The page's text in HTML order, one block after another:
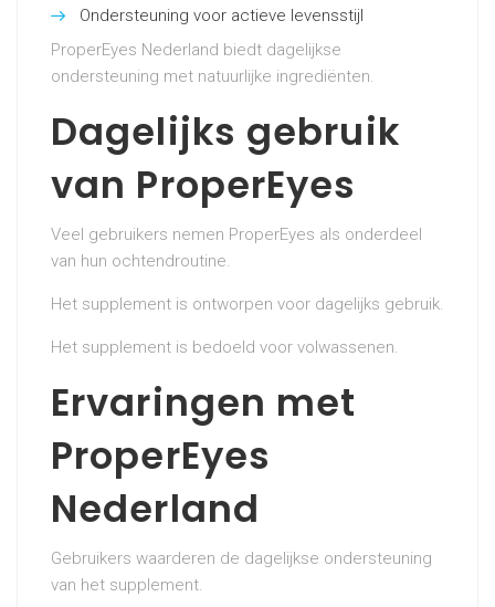
Ondersteuning voor actieve levensstijl
ProperEyes Nederland biedt dagelijkse
ondersteuning met natuurlijke ingrediënten.
Dagelijks gebruik
van ProperEyes
Veel gebruikers nemen ProperEyes als onderdeel
van hun ochtendroutine.
Het supplement is ontworpen voor dagelijks gebruik.
Het supplement is bedoeld voor volwassenen.
Ervaringen met
ProperEyes
Nederland
Gebruikers waarderen de dagelijkse ondersteuning
van het supplement.